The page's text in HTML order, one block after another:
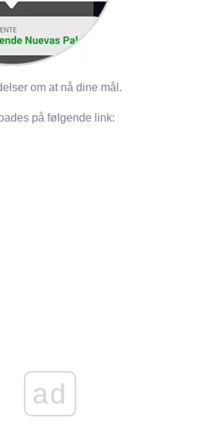
om at nå dine mål.
på følgende link:
ad